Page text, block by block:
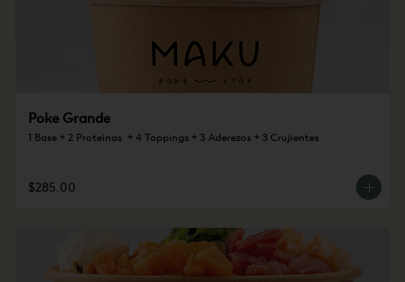
Poke Grande
1 Base + 2 Proteínas  + 4 Toppings + 3 Aderezos + 3 Crujientes
$285.00